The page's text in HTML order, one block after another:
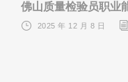
佛山质量检验员职业
2025 年 12 月 8 日